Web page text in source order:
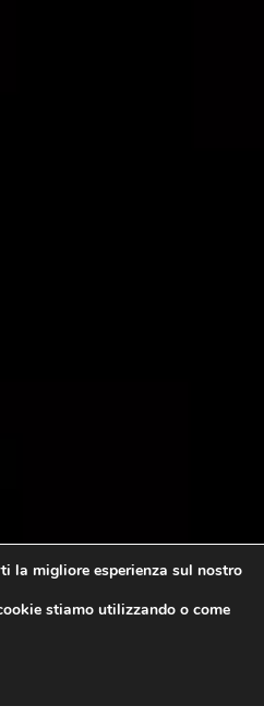
la migliore esperienza sul nostro
stiamo utilizzando o come